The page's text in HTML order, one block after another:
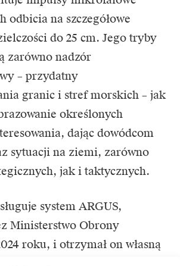
odbicia na szczegółowe
do 25 cm. Jego tryby
zarówno nadzór
– przydatny
granic i stref morskich – jak
określonych
dając dowódcom
sytuacji na ziemi, zarówno
jak i taktycznych.
system ARGUS,
Ministerstwo Obrony
roku, i otrzymał on własną